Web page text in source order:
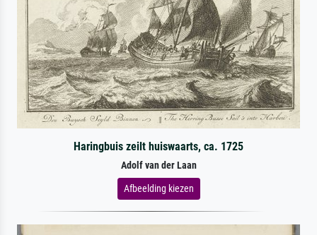
Haringbuis zeilt huiswaarts, ca. 1725
Adolf van der Laan
Afbeelding kiezen